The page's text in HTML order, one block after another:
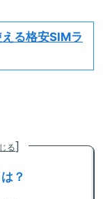
る格安SIMラ
る]
？